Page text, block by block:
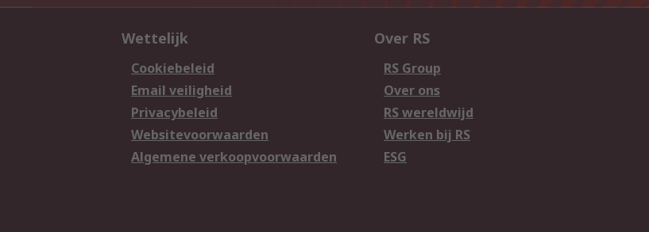
Wettelijk
Cookiebeleid
Email veiligheid
Privacybeleid
Websitevoorwaarden
Algemene verkoopvoorwaarden
Over RS
RS Group
Over ons
RS wereldwijd
Werken bij RS
ESG